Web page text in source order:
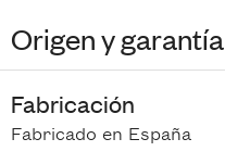
Origen y garantía
Fabricación
Fabricado en España